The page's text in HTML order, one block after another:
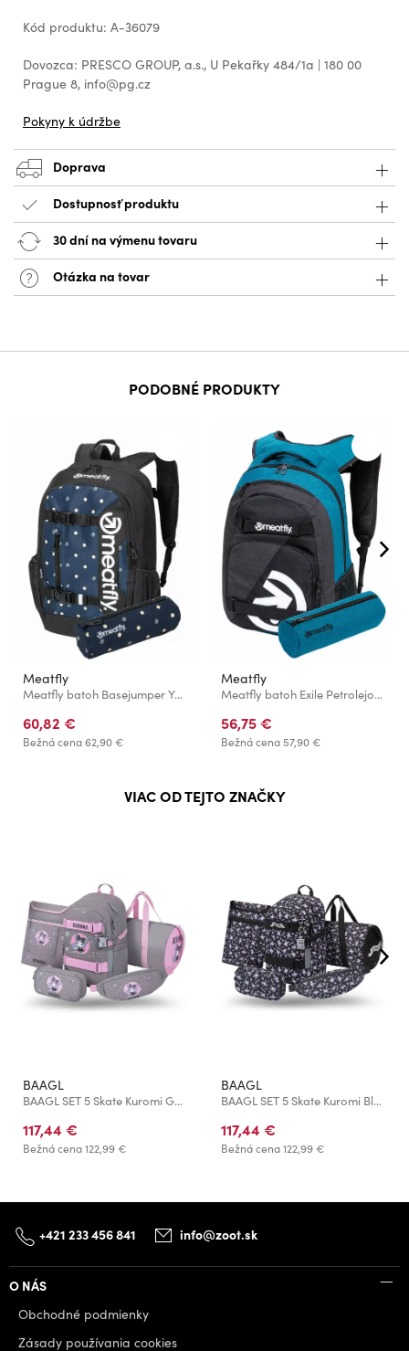
Kód produktu: A-36079
Dovozca: PRESCO GROUP, a.s., U Pekařky 484/1a | 180 00
Prague 8, info@pg.cz
Pokyny k údržbe
Doprava
Dostupnosť produktu
30 dní na výmenu tovaru
Otázka na tovar
PODOBNÉ PRODUKTY
Meatfly
Meatfly batoh Basejumper Yellow Dots 22 L + PERAČNÍK | Žltá | Objem 22 L
60,82 €
Bežná cena62,90 €
Meatfly
Meatfly batoh Exile Petrolejová Melír/Antracit Melír 24 L + PERAČNÍK ZADARMO | Modrá | Objem 24 L
56,75 €
Bežná cena57,90 €
VIAC OD TEJTO ZNAČKY
BAAGL
BAAGL SET 5 Skate Kuromi Grey: batoh, penal, športová taška, ledvinka, obal na notebook GRS
117,44 €
Bežná cena122,99 €
BAAGL
BAAGL SET 5 Skate Kuromi Black: batoh, penal, športová taška, ledvinka, obal na notebook GRS
117,44 €
Bežná cena122,99 €
+421 233 456 841 info@zoot.sk
O NÁS
Obchodné podmienky
Zásady používania cookies